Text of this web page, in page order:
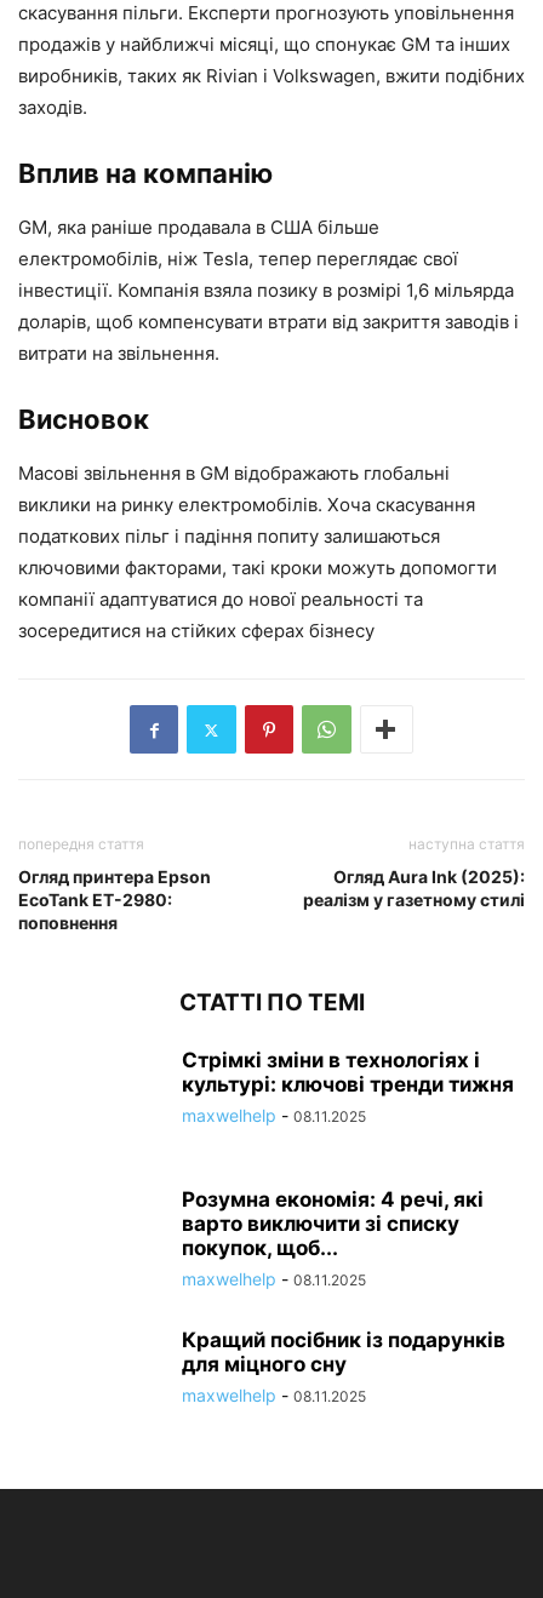
скасування пільги. Експерти прогнозують уповільнення
продажів у найближчі місяці, що спонукає GM та інших
виробників, таких як Rivian і Volkswagen, вжити подібних
заходів.
Вплив на компанію
GM, яка раніше продавала в США більше
електромобілів, ніж Tesla, тепер переглядає свої
інвестиції. Компанія взяла позику в розмірі 1,6 мільярда
доларів, щоб компенсувати втрати від закриття заводів і
витрати на звільнення.
Висновок
Масові звільнення в GM відображають глобальні
виклики на ринку електромобілів. Хоча скасування
податкових пільг і падіння попиту залишаються
ключовими факторами, такі кроки можуть допомогти
компанії адаптуватися до нової реальності та
зосередитися на стійких сферах бізнесу
попередня стаття
Огляд принтера Epson
EcoTank ET-2980:
поповнення
наступна стаття
Огляд Aura Ink (2025):
реалізм у газетному стилі
СТАТТІ ПО ТЕМІ
Стрімкі зміни в технологіях і
культурі: ключові тренди тижня
maxwelhelp - 08.11.2025
Розумна економія: 4 речі, які
варто виключити зі списку
покупок, щоб...
maxwelhelp - 08.11.2025
Кращий посібник із подарунків
для міцного сну
maxwelhelp - 08.11.2025